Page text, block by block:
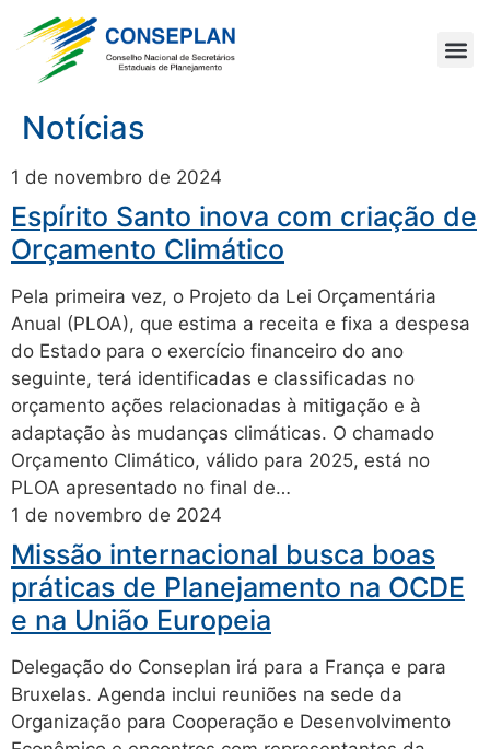
Notícias
1 de novembro de 2024
Espírito Santo inova com criação de
Orçamento Climático
Pela primeira vez, o Projeto da Lei Orçamentária
Anual (PLOA), que estima a receita e fixa a despesa
do Estado para o exercício financeiro do ano
seguinte, terá identificadas e classificadas no
orçamento ações relacionadas à mitigação e à
adaptação às mudanças climáticas. O chamado
Orçamento Climático, válido para 2025, está no
PLOA apresentado no final de…
1 de novembro de 2024
Missão internacional busca boas
práticas de Planejamento na OCDE
e na União Europeia
Delegação do Conseplan irá para a França e para
Bruxelas. Agenda inclui reuniões na sede da
Organização para Cooperação e Desenvolvimento